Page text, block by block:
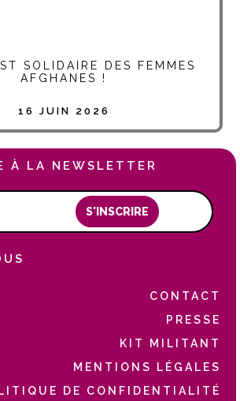
SOLIDAIRE DES FEMMES
AFGHANES !
16 JUIN 2026
À LA NEWSLETTER
S'INSCRIRE
CONTACT
PRESSE
KIT MILITANT
MENTIONS LÉGALES
DE CONFIDENTIALITÉ